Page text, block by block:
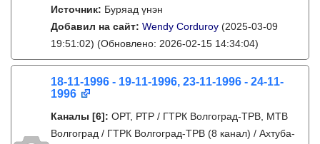
Источник: Буряад үнэн
Добавил на сайт: Wendy Corduroy (2025-03-09
19:51:02) (Обновлено: 2026-02-15 14:34:04)
18-11-1996 - 19-11-1996, 23-11-1996 - 24-11-
1996
Каналы [6]: ОРТ, РТР / ГТРК Волгоград-ТРВ, МТВ
Волгоград / ГТРК Волгоград-ТРВ (8 канал) / Ахтуба-